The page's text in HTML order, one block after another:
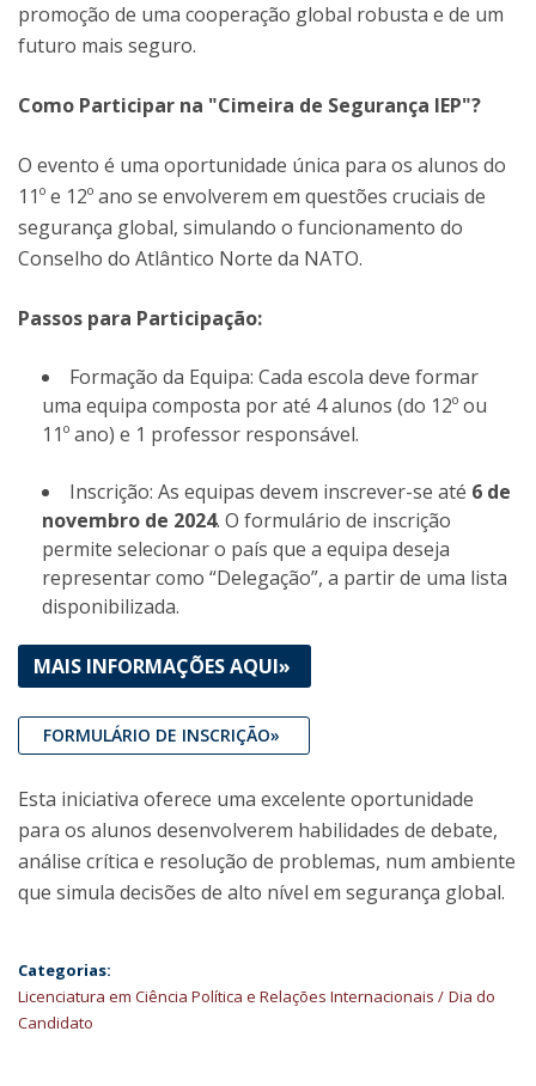
promoção de uma cooperação global robusta e de um
futuro mais seguro.
Como Participar na "Cimeira de Segurança IEP"?
O evento é uma oportunidade única para os alunos do
11º e 12º ano se envolverem em questões cruciais de
segurança global, simulando o funcionamento do
Conselho do Atlântico Norte da NATO.
Passos para Participação:
Formação da Equipa: Cada escola deve formar
uma equipa composta por até 4 alunos (do 12º ou
11º ano) e 1 professor responsável.
Inscrição: As equipas devem inscrever-se até 6 de
novembro de 2024. O formulário de inscrição
permite selecionar o país que a equipa deseja
representar como “Delegação”, a partir de uma lista
disponibilizada.
MAIS INFORMAÇÕES AQUI»
FORMULÁRIO DE INSCRIÇÃO»
Esta iniciativa oferece uma excelente oportunidade
para os alunos desenvolverem habilidades de debate,
análise crítica e resolução de problemas, num ambiente
que simula decisões de alto nível em segurança global.
Categorias:
Licenciatura em Ciência Política e Relações Internacionais
Dia do
Candidato